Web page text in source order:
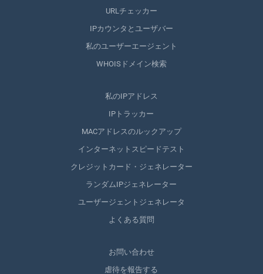
URLチェッカー
IPカウンタとユーザバー
私のユーザーエージェント
WHOISドメイン検索
私のIPアドレス
IPトラッカー
MACアドレスのルックアップ
インターネットスピードテスト
クレジットカード・ジェネレーター
ランダムIPジェネレーター
ユーザージェントジェネレータ
よくある質問
お問い合わせ
虐待を報告する